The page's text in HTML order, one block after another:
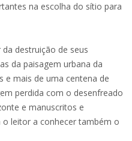
na escolha do sítio para
destruição de seus
da paisagem urbana da
e mais de uma centena de
perdida com o desenfreado
e manuscritos e
leitor a conhecer também o